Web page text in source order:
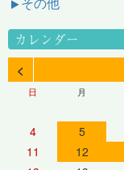
その他
カレンダー
<
日 月
4
5
11
12